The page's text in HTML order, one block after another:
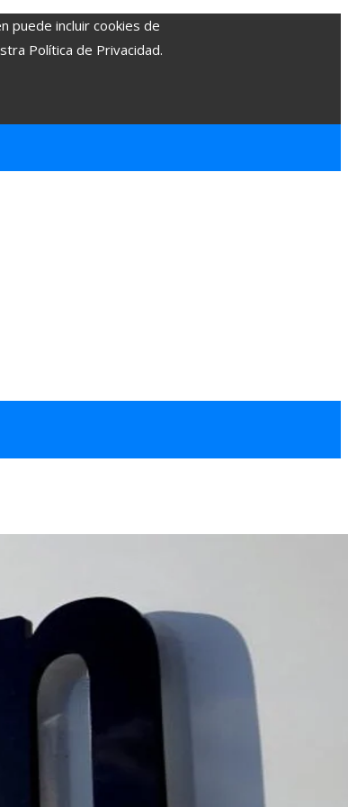
puede incluir cookies de
Política de Privacidad.